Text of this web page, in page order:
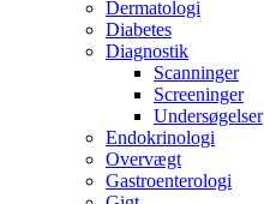
Dermatologi
Diabetes
Diagnostik
Scanninger
Screeninger
Undersøgelser
Endokrinologi
Overvægt
Gastroenterologi